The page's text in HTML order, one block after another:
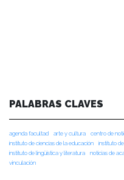
PALABRAS CLAVES
agenda facultad arte y cultura centro de
instituto de ciencias de la educación
instituto
instituto de lingüística y literatura
noticias de
vinculación